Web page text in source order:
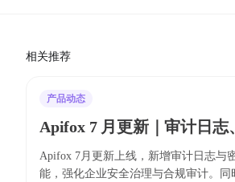
相关推荐
产品动态
Apifox 7 月更新｜审计日志
防护、Postman/OpenAPI/
体验优化
Apifox 7月更新上线，新增审计日志与
能，强化企业安全治理与合规审计。同